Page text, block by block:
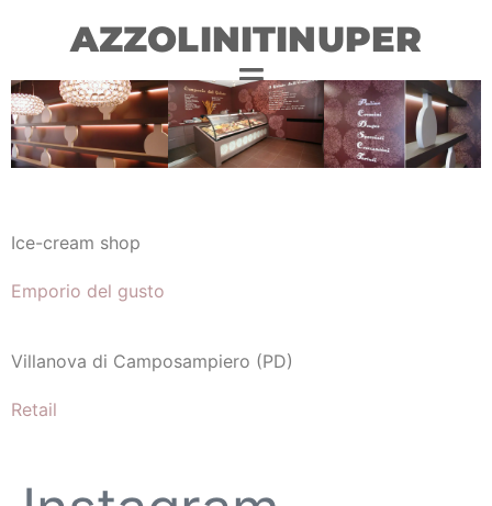
AZZOLINITINUPER
Ice-cream shop
Emporio del gusto
Villanova di Camposampiero (PD)
Retail